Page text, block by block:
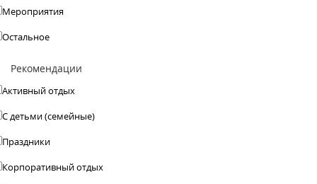
Мероприятия
Остальное
Рекомендации
Активный отдых
С детьми (семейные)
Праздники
Корпоративный отдых